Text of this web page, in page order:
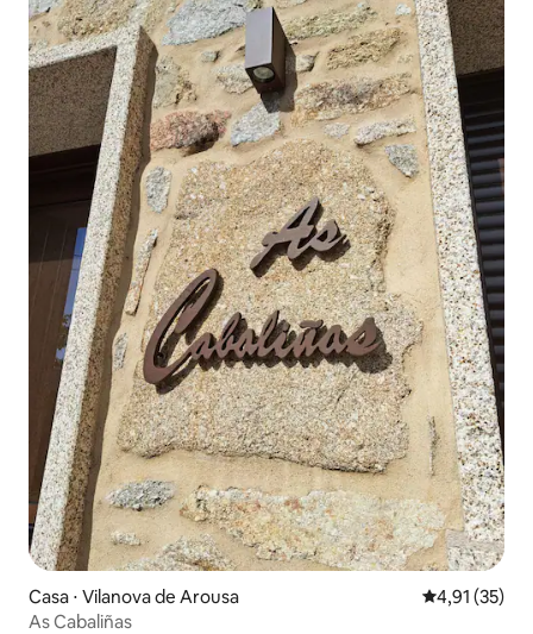
Casa ⋅ Vilanova de Arousa 4,91 de uma
4,91 (35)
As Cabaliñas